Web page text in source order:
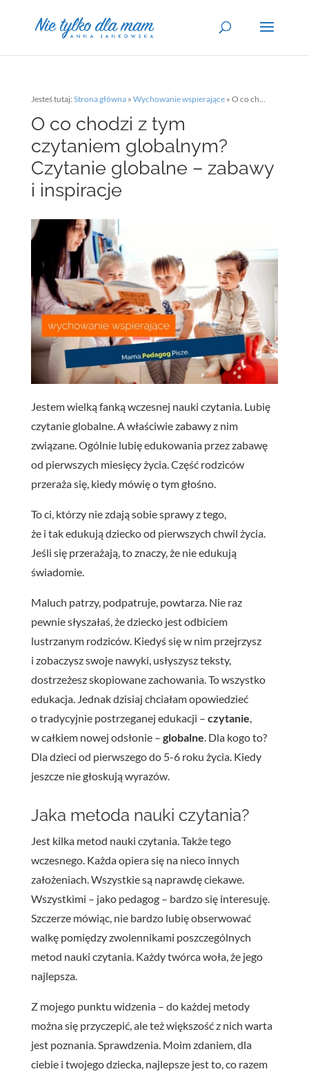
Jesteś tutaj: Strona główna» Wychowanie wspierające» O co chodzi z tym czytaniem globalnym? Czytanie globalne – zabawy i inspiracje
O co chodzi z tym
czytaniem globalnym?
Czytanie globalne – zabawy
i inspiracje
Jestem wielką fanką wczesnej nauki czytania. Lubię
czytanie globalne. A właściwie zabawy z nim
związane. Ogólnie lubię edukowania przez zabawę
od pierwszych miesięcy życia. Część rodziców
przeraża się, kiedy mówię o tym głośno.
To ci, którzy nie zdają sobie sprawy z tego,
że i tak edukują dziecko od pierwszych chwil życia.
Jeśli się przerażają, to znaczy, że nie edukują
świadomie.
Maluch patrzy, podpatruje, powtarza. Nie raz
pewnie słyszałaś, że dziecko jest odbiciem
lustrzanym rodziców. Kiedyś się w nim przejrzysz
i zobaczysz swoje nawyki, usłyszysz teksty,
dostrzeżesz skopiowane zachowania. To wszystko
edukacja. Jednak dzisiaj chciałam opowiedzieć
o tradycyjnie postrzeganej edukacji – czytanie,
w całkiem nowej odsłonie – globalne. Dla kogo to?
Dla dzieci od pierwszego do 5-6 roku życia. Kiedy
jeszcze nie głoskują wyrazów.
Jaka metoda nauki czytania?
Jest kilka metod nauki czytania. Także tego
wczesnego. Każda opiera się na nieco innych
założeniach. Wszystkie są naprawdę ciekawe.
Wszystkimi – jako pedagog – bardzo się interesuję.
Szczerze mówiąc, nie bardzo lubię obserwować
walkę pomiędzy zwolennikami poszczególnych
metod nauki czytania. Każdy twórca woła, że jego
najlepsza.
Z mojego punktu widzenia – do każdej metody
można się przyczepić, ale też większość z nich warta
jest poznania. Sprawdzenia. Moim zdaniem, dla
ciebie i twojego dziecka, najlepsze jest to, co razem